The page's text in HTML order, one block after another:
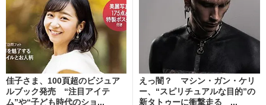
佳子さま、100頁超のビジュア
ルブック発売 “注目アイテ
ム”や“子ども時代のショ...
えっ闇？ マシン・ガン・ケリ
ー、“スピリチュアルな目的”の
新タトゥーに衝撃走る ...